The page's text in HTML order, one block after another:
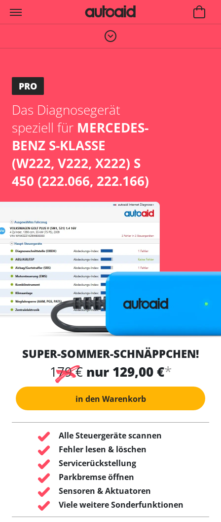
PRO
Das Diagnosegerät
speziell für MERCEDES-
BENZ S-KLASSE
(W222, V222, X222) S
450 (222.066, 222.166)
SUPER-SOMMER-SCHNÄPPCHEN!
179 € nur 129,00 €*
in den Warenkorb
Alle Steuergeräte scannen
Fehler lesen & löschen
Servicerückstellung
Parkbremse öffnen
Sensoren & Aktuatoren
Viele weitere Sonderfunktionen